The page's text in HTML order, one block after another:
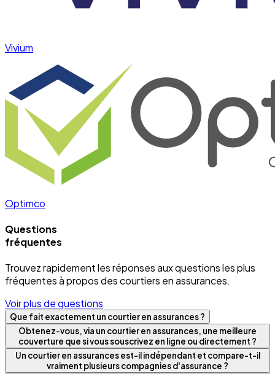
Vivium
Optimco
Questions
fréquentes
Trouvez rapidement les réponses aux questions les plus
fréquentes à propos des courtiers en assurances.
Voir plus de questions
Que fait exactement un courtier en assurances ?
Obtenez-vous, via un courtier en assurances, une meilleure
couverture que si vous souscrivez en ligne ou directement ?
Un courtier en assurances est-il indépendant et compare-t-il
vraiment plusieurs compagnies d'assurance ?